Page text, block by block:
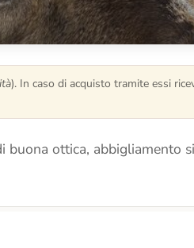
). In caso di acquisto tramite essi
ottica, abbigliamento